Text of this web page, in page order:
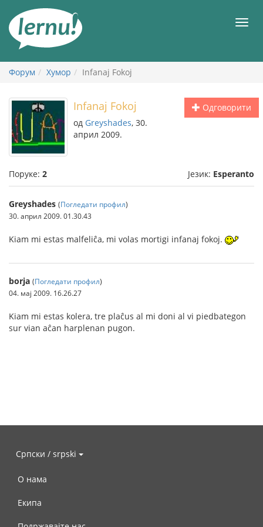
садржају
Форум Хумор Infanaj Fokoj
Одговорити
Infanaj Fokoj
од Greyshades, 30.
април 2009.
Поруке: 2 Језик: Esperanto
Greyshades (Погледати профил)
30. април 2009. 01.30.43
Kiam mi estas malfeliĉa, mi volas mortigi infanaj fokoj.
borja (Погледати профил)
04. мај 2009. 16.26.27
Kiam mi estas kolera, tre plaĉus al mi doni al vi piedbategon
sur vian aĉan harplenan pugon.
Српски / srpski
О нама
Екипа